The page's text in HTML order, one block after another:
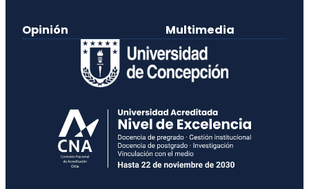
Opinión Multimedia